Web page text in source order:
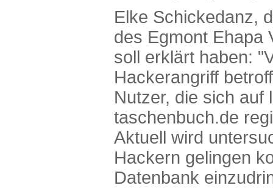
Elke Schickedanz,
des Egmont Ehapa
soll erklärt haben:
Hackerangriff
Nutzer, die sich auf
taschenbuch.de
Aktuell wird
Hackern gelingen
Datenbank